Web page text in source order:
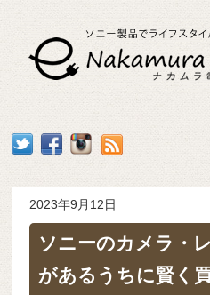
2023年9月12日
ソニーのカメラ・
があるうちに賢く